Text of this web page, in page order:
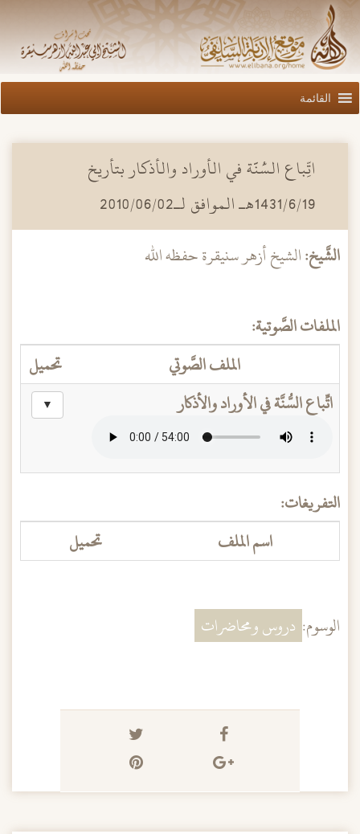
القائمة
اتِّباع السُّنَّة في الأوراد والأذكار بتأريخ
1431/6/19هـ الموافق لـ2010/06/02
الشَّيخ:الشيخ أزهر سنيقرة حفظه الله
الملفات الصَّوتية:
الملف الصَّوتي
تحميل
اتِّباع السُّنَّة في الأوراد والأذكار
▼
التفريغات:
اسم الملف
تحميل
الوسوم: دروس ومحاضرات